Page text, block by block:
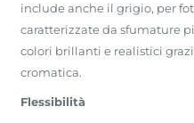
include anche il grigio, per
caratterizzate da sfumature
colori brillanti e realistici
cromatica.
Flessibilità